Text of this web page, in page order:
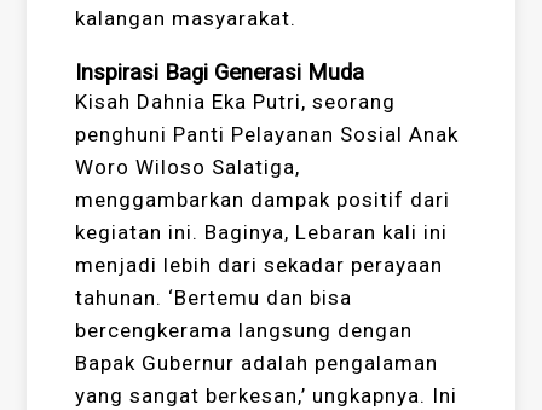
kalangan masyarakat.
Inspirasi Bagi Generasi Muda
Kisah Dahnia Eka Putri, seorang
penghuni Panti Pelayanan Sosial Anak
Woro Wiloso Salatiga,
menggambarkan dampak positif dari
kegiatan ini. Baginya, Lebaran kali ini
menjadi lebih dari sekadar perayaan
tahunan. ‘Bertemu dan bisa
bercengkerama langsung dengan
Bapak Gubernur adalah pengalaman
yang sangat berkesan,’ ungkapnya. Ini